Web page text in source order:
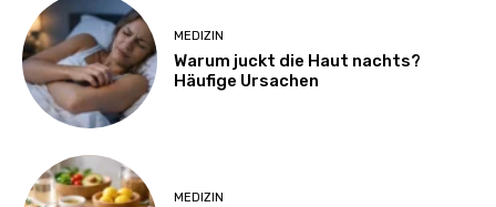
MEDIZIN
Warum juckt die Haut nachts?
Häufige Ursachen
MEDIZIN